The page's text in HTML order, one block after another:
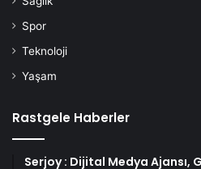
Spor
Teknoloji
Yaşam
Rastgele Haberler
Serjoy : Dijital Medya Ajansı,